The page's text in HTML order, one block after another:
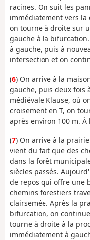
racines. On suit les
immédiatement vers
on tourne à droite sur
gauche à la
à gauche, puis à
intersection et on
(6) On arrive à la
gauche, puis deux fois
médiévale Klause, où
croisement en T, on
après environ 100 m.
(7) On arrive à la
vient du fait que des
dans la forêt
siècles passés.
de repos qui offre une
chemins forestiers
clairsemée. Après la
bifurcation, on
tourne à droite à la
immédiatement à